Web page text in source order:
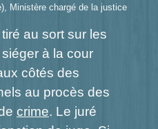
Ministère chargé de la justice
au sort sur les
à la cour
côtés des
au procès des
crime. Le juré